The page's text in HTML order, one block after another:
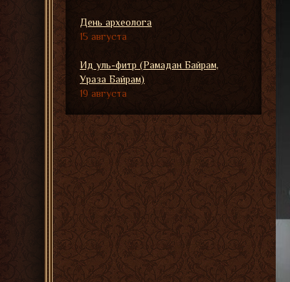
День археолога
15 августа
Ид уль-фитр (Рамадан Байрам,
Ураза Байрам)
19 августа